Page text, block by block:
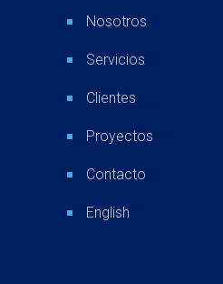
Nosotros
Servicios
Clientes
Proyectos
Contacto
English